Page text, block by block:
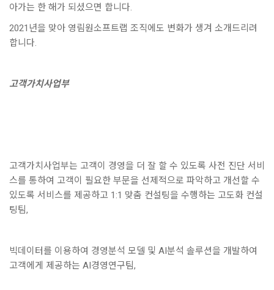
아가는 한 해가 되셨으면 합니다.
2021년을 맞아 영림원소프트랩 조직에도 변화가 생겨 소개드리려
합니다.
고객가치사업부
고객가치사업부는 고객이 경영을 더 잘 할 수 있도록 사전 진단 서비
스를 통하여 고객이 필요한 부문을 선제적으로 파악하고 개선할 수
있도록 서비스를 제공하고 1:1 맞춤 컨설팅을 수행하는 고도화 컨설
팅팀,
빅데이터를 이용하여 경영분석 모델 및 AI분석 솔루션을 개발하여
고객에게 제공하는 AI경영연구팀,